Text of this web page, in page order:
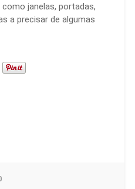
janelas, portadas,
a precisar de algumas